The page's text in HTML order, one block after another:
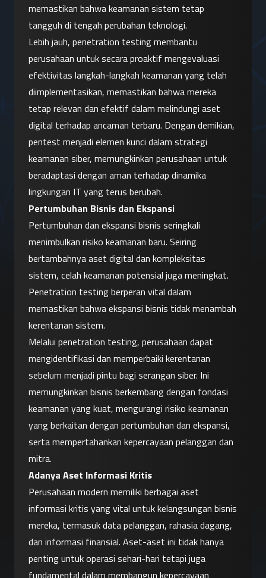
memastikan bahwa keamanan sistem tetap
tangguh di tengah perubahan teknologi.
Lebih jauh, penetration testing membantu
perusahaan untuk secara proaktif mengevaluasi
efektivitas langkah-langkah keamanan yang telah
diimplementasikan, memastikan bahwa mereka
tetap relevan dan efektif dalam melindungi aset
digital terhadap ancaman terbaru. Dengan demikian,
pentest menjadi elemen kunci dalam strategi
keamanan siber, memungkinkan perusahaan untuk
beradaptasi dengan aman terhadap dinamika
lingkungan IT yang terus berubah.
Pertumbuhan Bisnis dan Ekspansi
Pertumbuhan dan ekspansi bisnis seringkali
menimbulkan risiko keamanan baru. Seiring
bertambahnya aset digital dan kompleksitas
sistem, celah keamanan potensial juga meningkat.
Penetration testing berperan vital dalam
memastikan bahwa ekspansi bisnis tidak menambah
kerentanan sistem.
Melalui penetration testing, perusahaan dapat
mengidentifikasi dan memperbaiki kerentanan
sebelum menjadi pintu bagi serangan siber. Ini
memungkinkan bisnis berkembang dengan fondasi
keamanan yang kuat, mengurangi risiko keamanan
yang berkaitan dengan pertumbuhan dan ekspansi,
serta mempertahankan kepercayaan pelanggan dan
mitra.
Adanya Aset Informasi Kritis
Perusahaan modern memiliki berbagai aset
informasi kritis yang vital untuk kelangsungan bisnis
mereka, termasuk data pelanggan, rahasia dagang,
dan informasi finansial. Aset-aset ini tidak hanya
penting untuk operasi sehari-hari tetapi juga